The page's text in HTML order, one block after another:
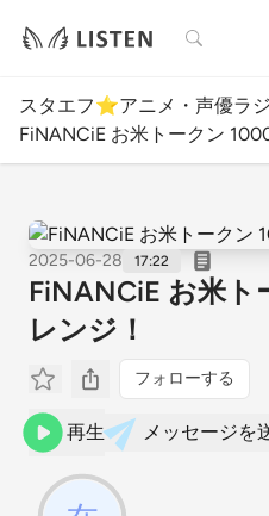
検索
スタエフ⭐️アニメ・声優ラ
FiNANCiE お米トークン
2025-06-28 17:22
FiNANCiE お米ト
レンジ！
フォローする
再生 メッセージを